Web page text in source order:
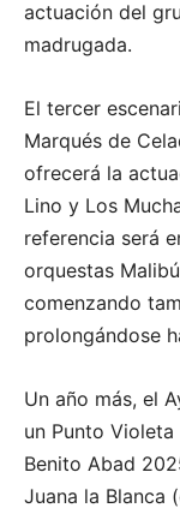
actuación del
madrugada.
El tercer
Marqués de
ofrecerá la
Lino y Los
referencia será
orquestas
comenzando
prolongándose
Un año más, el
un Punto
Benito Abad
Juana la Blanca